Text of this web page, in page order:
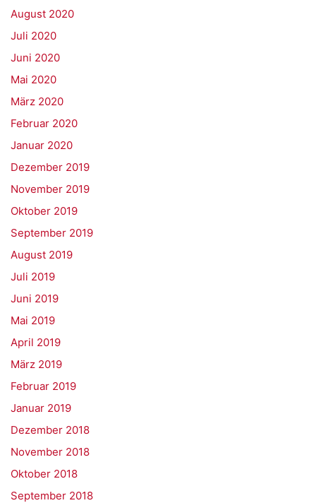
August 2020
Juli 2020
Juni 2020
Mai 2020
März 2020
Februar 2020
Januar 2020
Dezember 2019
November 2019
Oktober 2019
September 2019
August 2019
Juli 2019
Juni 2019
Mai 2019
April 2019
März 2019
Februar 2019
Januar 2019
Dezember 2018
November 2018
Oktober 2018
September 2018